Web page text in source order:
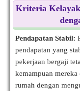
Kriteria
Pendapatan Stabil:
pendapatan yang
pekerjaan bergaji
kemampuan
rumah dengan